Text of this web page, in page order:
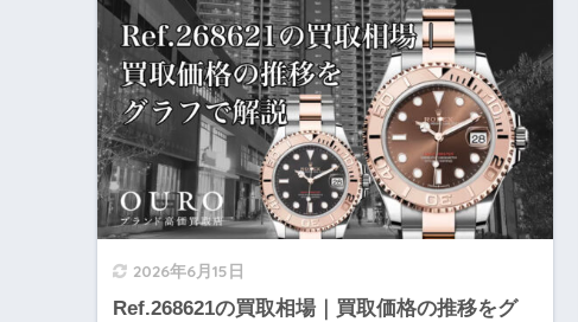
2026年6月15日
Ref.268621の買取相場｜買取価格の推移をグ